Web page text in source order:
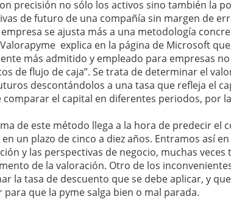
precisión no sólo los activos sino también la
de futuro de una compañía sin margen de
se ajusta más a una metodología
explica en la página de Microsoft
más admitido y empleado para empresas
de flujo de caja”. Se trata de determinar el
descontándolos a una tasa que refleja el
comparar el capital en diferentes periodos, por
de este método llega a la hora de predecir el
un plazo de cinco a diez años. Entramos así
y las perspectivas de negocio, muchas
de la valoración. Otro de los
la tasa de descuento que se debe aplicar, y
que la pyme salga bien o mal parada.